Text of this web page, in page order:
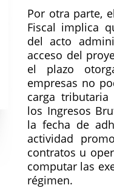
Por otra parte,
Fiscal implica
del acto
acceso del
el plazo
empresas no
carga
los Ingresos
la fecha de
actividad
contratos u
computar las
régimen.